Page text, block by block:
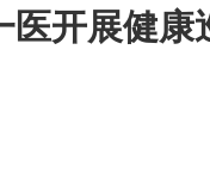
医开展健康